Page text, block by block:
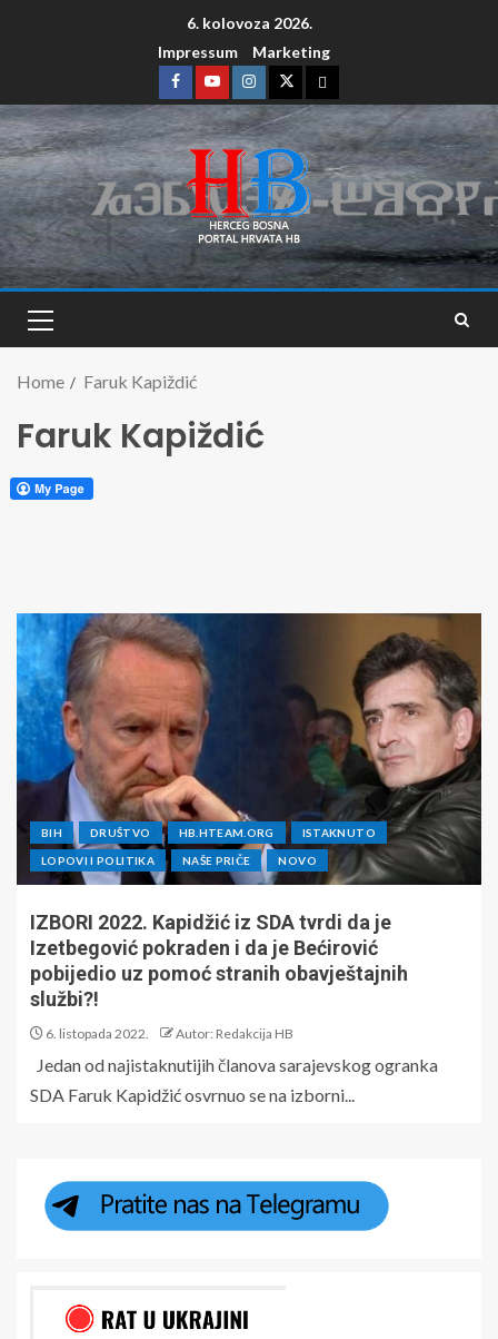
6. kolovoza 2026.
Impressum
Marketing
Home Faruk Kapiždić
Faruk Kapiždić
BIH DRUŠTVO HB.HTEAM.ORG ISTAKNUTO
LOPOVI I POLITIKA NAŠE PRIČE NOVO
IZBORI 2022. Kapidžić iz SDA tvrdi da je
Izetbegović pokraden i da je Bećirović
pobijedio uz pomoć stranih obavještajnih
službi?!
6. listopada 2022. Autor: Redakcija HB
Jedan od najistaknutijih članova sarajevskog ogranka
SDA Faruk Kapidžić osvrnuo se na izborni...